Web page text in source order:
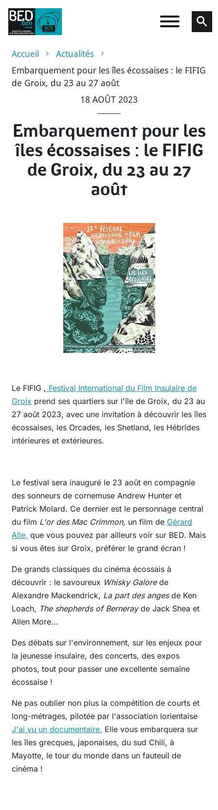
Aller au contenu principal
Fil d'Ariane
Accueil
Actualités
Embarquement pour les îles écossaises : le FIFIG
de Groix, du 23 au 27 août
18 AOÛT 2023
Embarquement pour les
îles écossaises : le FIFIG
de Groix, du 23 au 27
août
Le FIFIG , Festival International du Film Insulaire de
Groix prend ses quartiers sur l'île de Groix, du 23 au
27 août 2023, avec une invitation à découvrir les îles
écossaises, les Orcades, les Shetland, les Hébrides
intérieures et extérieures.
Le festival sera inauguré le 23 août en compagnie
des sonneurs de cornemuse Andrew Hunter et
Patrick Molard. Ce dernier est le personnage central
du film L'or des Mac Crimmon, un film de Gérard
Alle, que vous pouvez par ailleurs voir sur BED. Mais
si vous êtes sur Groix, préférer le grand écran !
De grands classiques du cinéma écossais à
découvrir : le savoureux Whisky Galore de
Alexandre Mackendrick, La part des anges de Ken
Loach, The shepherds of Bernerayde Jack Shea et
Allen More...
Des débats sur l'environnement, sur les enjeux pour
la jeunesse insulaire, des concerts, des expos
photos, tout pour passer une excellente semaine
écossaise !
Ne pas oublier non plus la compétition de courts et
long-métrages, pilotée par l'association lorientaise
J'ai vu un documentaire. Elle vous embarquera sur
les îles grecques, japonaises, du sud Chili, à
Mayotte, le tour du monde dans un fauteuil de
cinéma !